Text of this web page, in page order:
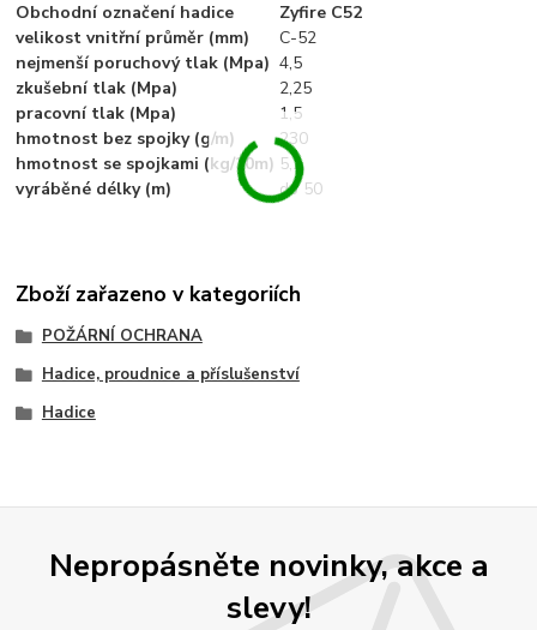
Obchodní označení hadice
Zyfire C52
velikost vnitřní průměr (mm)
C-52
nejmenší poruchový tlak (Mpa) 4,5
zkušební tlak (Mpa)
2,25
pracovní tlak (Mpa)
1,5
hmotnost bez spojky (g/m)
230
hmotnost se spojkami (kg/20m) 5,2
vyráběné délky (m)
do 50
Zboží zařazeno v kategoriích
POŽÁRNÍ OCHRANA
Hadice, proudnice a příslušenství
Hadice
Nepropásněte novinky, akce a
slevy!